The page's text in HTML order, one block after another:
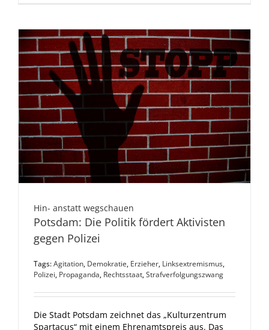
Hin- anstatt wegschauen
Potsdam: Die Politik fördert Aktivisten
gegen Polizei
Tags:Agitation, Demokratie, Erzieher, Linksextremismus,
Polizei, Propaganda, Rechtsstaat,Strafverfolgungszwang
Die Stadt Potsdam zeichnet das „Kulturzentrum
Spartacus“ mit einem Ehrenamtspreis aus. Das